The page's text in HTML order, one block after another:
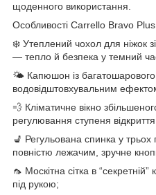
щоденного використання.
Особливості Carrello Bravo
❄️ Утеплений чохол для ніжок
— тепло й безпека у темний
🌤️ Капюшон із багатошарового
водовідштовхувальним
💨 Кліматичне вікно
регулювання ступеня
💺 Регульована спинка у
повністю лежачим, зручне
🦟 Москітна сітка в
під рукою;